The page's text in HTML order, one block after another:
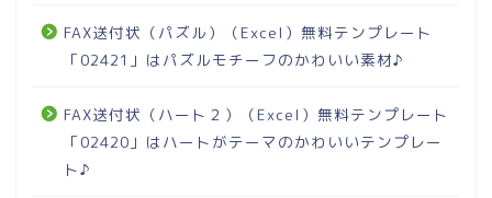
FAX送付状（パズル）（Excel）無料テンプレート
「02421」はパズルモチーフのかわいい素材♪
FAX送付状（ハート２）（Excel）無料テンプレート
「02420」はハートがテーマのかわいいテンプレー
ト♪